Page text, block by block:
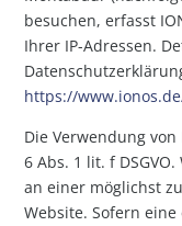
besuchen, erfasst
Ihrer IP-Adressen.
https://
Die Verwendung
6 Abs. 1 lit. f
an einer möglichst
Website. Sofern